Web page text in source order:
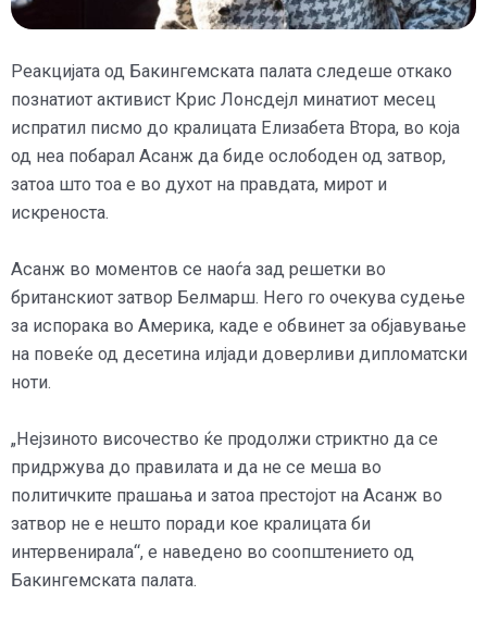
Реакцијата од Бакингемската палата следеше откако
познатиот активист Крис Лонсдејл минатиот месец
испратил писмо до кралицата Елизабета Втора, во која
од неа побарал Асанж да биде ослободен од затвор,
затоа што тоа е во духот на правдата, мирот и
искреноста.
Асанж во моментов се наоѓа зад решетки во
британскиот затвор Белмарш. Него го очекува судење
за испорака во Америка, каде е обвинет за објавување
на повеќе од десетина илјади доверливи дипломатски
ноти.
„Нејзиното височество ќе продолжи стриктно да се
придржува до правилата и да не се меша во
политичките прашања и затоа престојот на Асанж во
затвор не е нешто поради кое кралицата би
интервенирала“, е наведено во соопштението од
Бакингемската палата.